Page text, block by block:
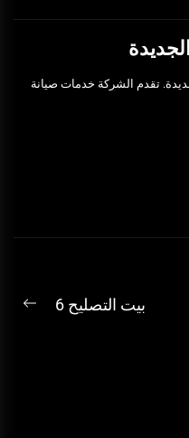
تقدم الشركة خدمات صيانة
بيت التصليح 6